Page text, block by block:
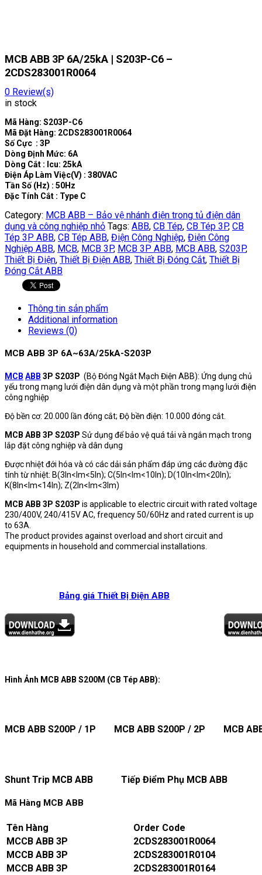
MCB ABB 3P 6A/25kA | S203P-C6 –
2CDS283001R0064
0 Review(s)
in stock
Mã Hàng: S203P-C6
Mã Đặt Hàng: 2CDS283001R0064
Số Cực : 3P
Dòng Định Mức: 6A
Dòng Cắt : Icu: 25kA
Điện Áp Làm Việc(V) : 380VAC
Tần Số (Hz) : 50Hz
Đặc Tính Cắt : Type C
Category: MCB ABB – Bảo vệ nhánh điện trong tủ điện dân
dụng và công nghiệp nhỏ Tags: ABB, CB Tép, CB Tép 3P, CB
Tép 3P ABB, CB Tép ABB, Điện Công Nghiệp, Điện Công
Nghiệp ABB, MCB, MCB 3P, MCB 3P ABB, MCB ABB, S203P,
Thiết Bị Điện, Thiết Bị Điện ABB, Thiết Bị Đóng Cắt, Thiết Bị
Đóng Cắt ABB
Thông tin sản phẩm
Additional information
Reviews (0)
MCB ABB 3P 6A~63A/25kA-S203P
MCB ABB 3P S203P (Bộ Đóng Ngắt Mạch Điện ABB): Ứng dụng chủ
yếu trong mạng lưới điện dân dụng và một phần trong mạng lưới điện
công nghiệp
Độ bền cơ: 20.000 lần đóng cắt; Độ bền điện: 10.000 đóng cắt.
MCB ABB 3P S203P Sử dụng để bảo vệ quá tải và ngắn mạch trong
lắp đặt công nghiệp và dân dụng
Được nhiệt đới hóa và có các dải sản phẩm đáp ứng các đường đặc
tính từ nhiệt: B(3In<Im<5ln); C(5ln<lm<10ln); D(10ln<lm<20ln);
K(8ln<lm<14ln); Z(2ln<lm<3lm)
MCB ABB 3P S203P is applicable to electric circuit with rated voltage
230/400V, 240/415V AC, frequency 50/60Hz and rated current is up
to 63A.
The product provides against overload and short circuit and
equipments in household and commercial installations.
Bảng giá Thiết Bị Điện ABB
Hình Ảnh MCB ABB S200M (CB Tép ABB):
MCB ABB S200P / 1P MCB ABB S200P / 2P MCB
Shunt Trip MCB ABB Tiếp Điểm Phụ MCB ABB
Mã Hàng MCB ABB
Tên Hàng
Order Code
MCCB ABB 3P
2CDS283001R0064
MCCB ABB 3P
2CDS283001R0104
MCCB ABB 3P
2CDS283001R0164